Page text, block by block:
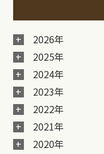
2026年
2025年
2024年
2023年
2022年
2021年
2020年